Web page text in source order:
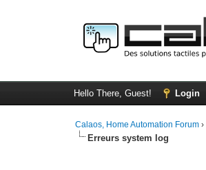
Hello There, Guest! Login
Calaos, Home Automation Forum ›
Erreurs system log